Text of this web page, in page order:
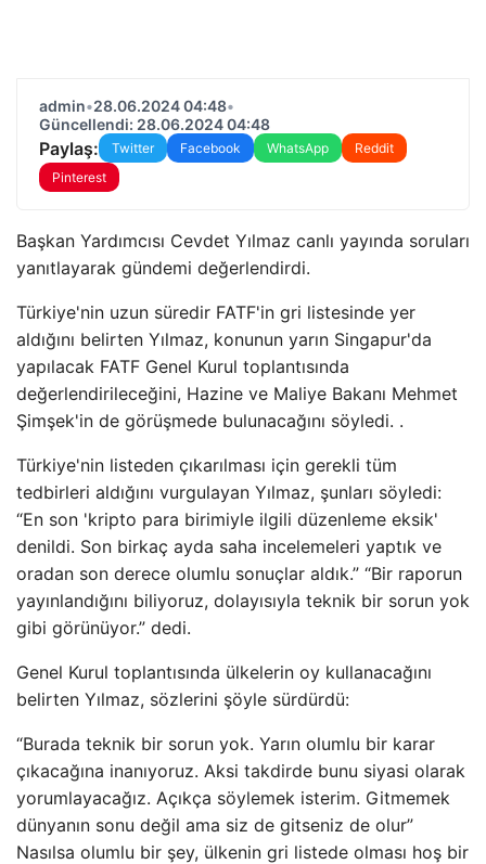
admin•28.06.2024 04:48•
Güncellendi: 28.06.2024 04:48
Paylaş: Twitter Facebook WhatsApp
Reddit
Pinterest
Başkan Yardımcısı Cevdet Yılmaz canlı yayında soruları
yanıtlayarak gündemi değerlendirdi.
Türkiye'nin uzun süredir FATF'in gri listesinde yer
aldığını belirten Yılmaz, konunun yarın Singapur'da
yapılacak FATF Genel Kurul toplantısında
değerlendirileceğini, Hazine ve Maliye Bakanı Mehmet
Şimşek'in de görüşmede bulunacağını söyledi. .
Türkiye'nin listeden çıkarılması için gerekli tüm
tedbirleri aldığını vurgulayan Yılmaz, şunları söyledi:
“En son 'kripto para birimiyle ilgili düzenleme eksik'
denildi. Son birkaç ayda saha incelemeleri yaptık ve
oradan son derece olumlu sonuçlar aldık.” “Bir raporun
yayınlandığını biliyoruz, dolayısıyla teknik bir sorun yok
gibi görünüyor.” dedi.
Genel Kurul toplantısında ülkelerin oy kullanacağını
belirten Yılmaz, sözlerini şöyle sürdürdü:
“Burada teknik bir sorun yok. Yarın olumlu bir karar
çıkacağına inanıyoruz. Aksi takdirde bunu siyasi olarak
yorumlayacağız. Açıkça söylemek isterim. Gitmemek
dünyanın sonu değil ama siz de gitseniz de olur”
Nasılsa olumlu bir şey, ülkenin gri listede olması hoş bir